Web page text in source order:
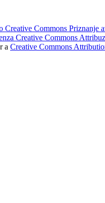
Creative Commons Priznanje
Creative Commons
a Creative Commons